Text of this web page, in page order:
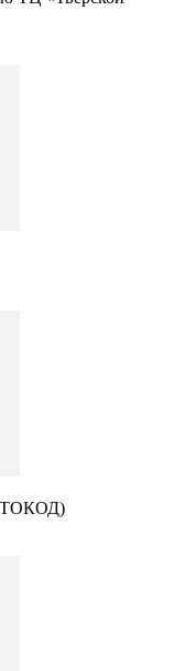
ТОКОД)